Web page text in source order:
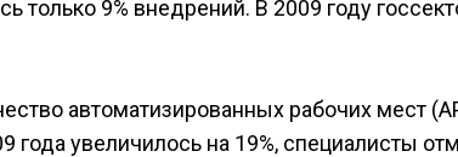
только 9% внедрений. В 2009 году
автоматизированных рабочих мест
года увеличилось на 19%, специалисты